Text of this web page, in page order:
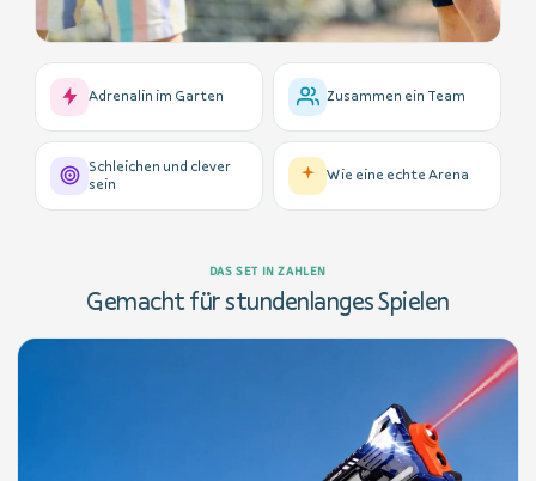
Adrenalin im Garten Zusammen ein Team
Schleichen und clever
sein
Wie eine echte Arena
DAS SET IN ZAHLEN
Gemacht für stundenlanges Spielen